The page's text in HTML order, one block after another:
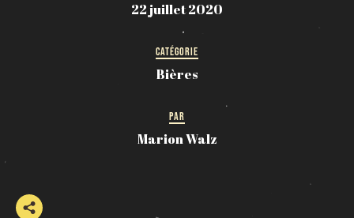
22 juillet 2020
CATÉGORIE
Bières
PAR
Marion Walz